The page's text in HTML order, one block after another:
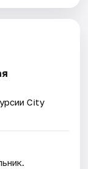
City